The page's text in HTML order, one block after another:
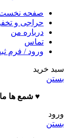
صفحه
حراجی و
درباره من
تماس
ورود / فرم
سبد خرید
بستن
♥️ شمع ها
ورود
بستن